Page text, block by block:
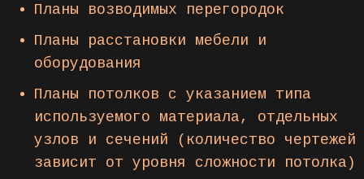
Планы возводимых перегородок
Планы расстановки мебели и
оборудования
Планы потолков с указанием типа
используемого материала, отдельных
узлов и сечений (количество чертежей
зависит от уровня сложности потолка)